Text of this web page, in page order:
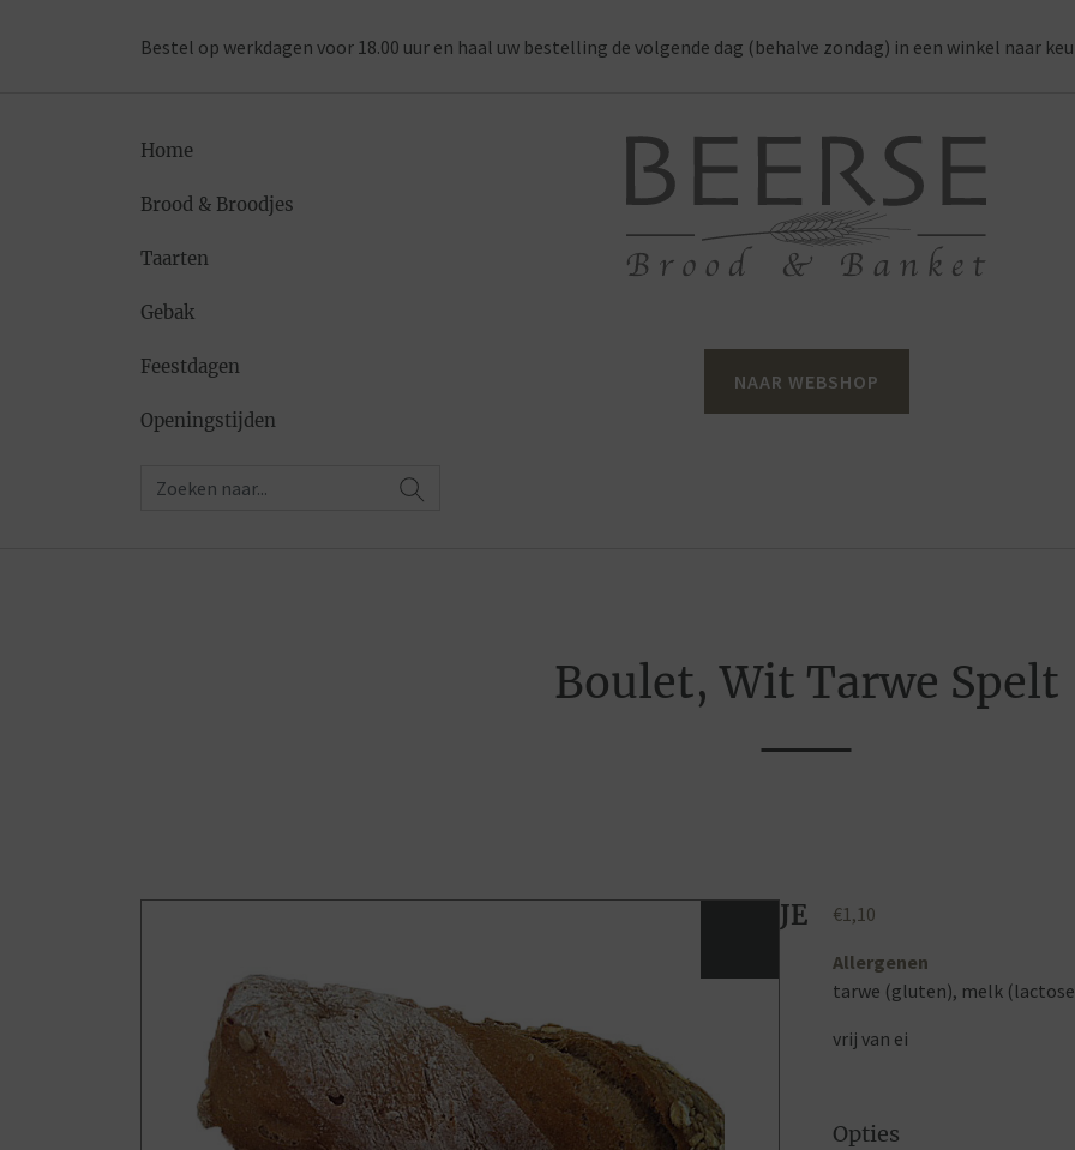
Bestel op werkdagen voor 18.00 uur en haal uw bestelling de volgende dag (behalve zondag) in een winkel naar
Home
Brood & Broodjes
Taarten
Gebak
Feestdagen
Openingstijden
NAAR WEBSHOP
Boulet, Wit Tarwe Spelt
€1,10
Allergenen
tarwe (gluten), melk
vrij van ei
Opties
JE